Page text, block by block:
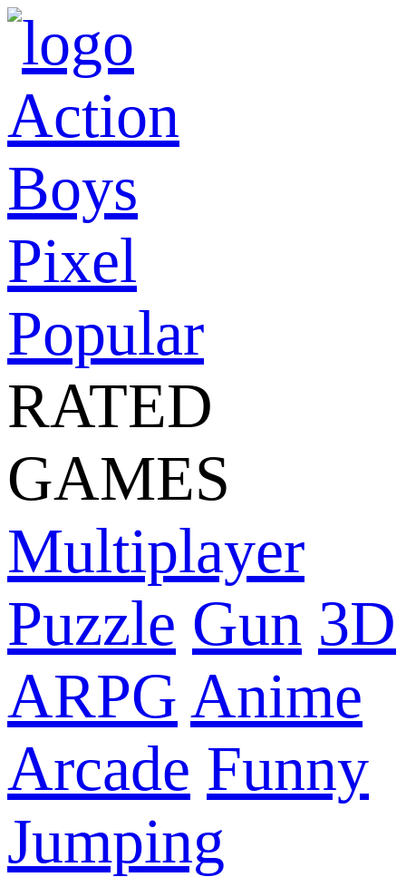
Action
Boys
Pixel
Popular
RATED
GAMES
Multiplayer
Puzzle Gun 3D
ARPG Anime
Arcade Funny
Jumping